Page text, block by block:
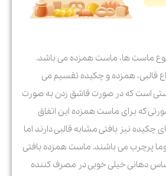
ماست ها، ماست همزده می باشد.
قالبی، همزده و چکیده تقسیم می
است که در صورت قاشق زدن به صورت
که برای ماست همزده این اتفاق
چکیده نیز بافتی مشابه قالبی دارند اما
پرچرب می باشند. ماست همزده بافتی
دهانی خیلی خوبی در مصرف کننده